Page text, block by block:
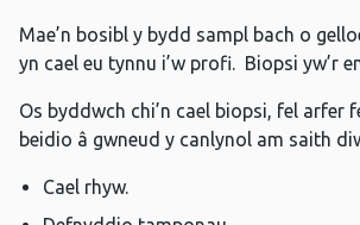
Mae’n bosibl y bydd sampl bach o
yn cael eu tynnu i’w profi. Biopsi yw’r
Os byddwch chi’n cael biopsi, fel arfer
beidio â gwneud y canlynol am saith
Cael rhyw.